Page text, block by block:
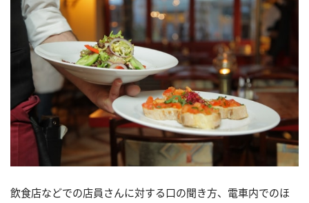
飲食店などでの店員さんに対する口の聞き方、電車内でのほ